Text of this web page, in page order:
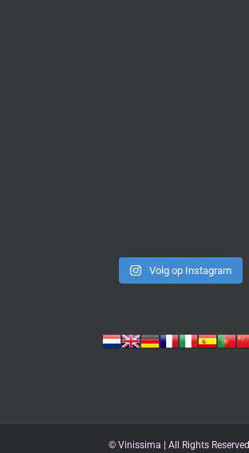
Volg op Instagram
© Vinissima | All Rights Reserved